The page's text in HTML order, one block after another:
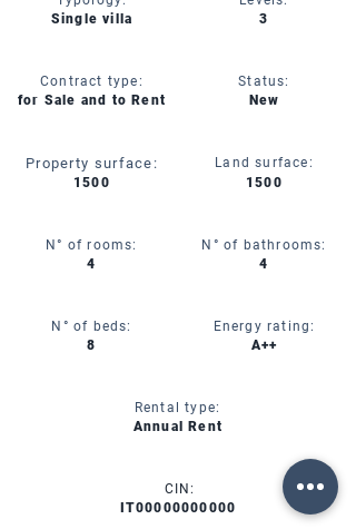
Single villa
Contract type:
for Sale and to Rent
Property surface:
1500
N° of rooms:
4
N° of beds:
8
3
Status:
New
Land surface:
1500
N° of bathrooms:
4
Energy rating:
A++
Rental type:
Annual Rent
CIN:
IT00000000000